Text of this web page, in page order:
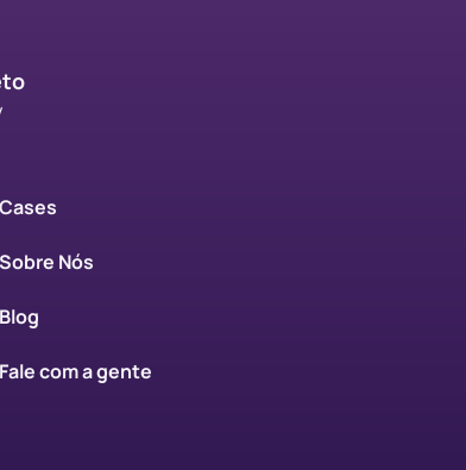
Cases
Sobre Nós
Blog
Fale com a gente